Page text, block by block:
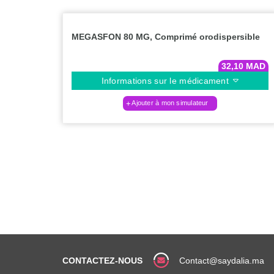
MEGASFON 80 MG, Comprimé orodispersible
32,10 MAD
Informations sur le médicament
Ajouter à mon simulateur
CONTACTEZ-NOUS Contact@saydalia.ma